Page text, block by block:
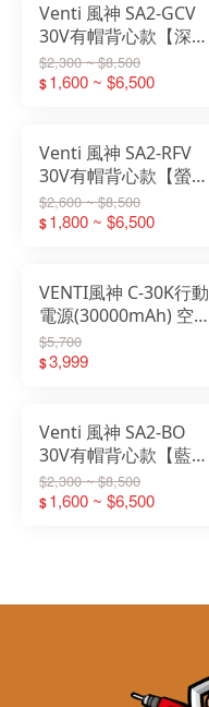
Venti 風神 SA2-GCV
30V有帽背心款【深綠
迷彩】
$2,300 ~ $8,500
$1,600 ~ $6,500
Venti 風神 SA2-RFV
30V有帽背心款【螢光
綠】
$2,600 ~ $8,500
$1,800 ~ $6,500
VENTI風神 C-30K行動
電源(30000mAh) 空調
服配件
$5,700
$3,999
Venti 風神 SA2-BO
30V有帽背心款【藍
橘】
$2,300 ~ $8,500
$1,600 ~ $6,500